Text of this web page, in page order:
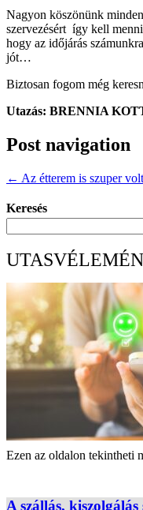
Nagyon köszönünk
szervezésért így kell
hogy az időjárás
jót…
Biztosan fogom még
Utazás: BRENNIA
Post navigation
← Az étterem is szuper
Keresés
Ezen az oldalon tekintheti
A szállás,